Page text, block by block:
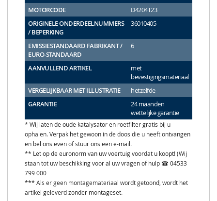
MOTORCODE
D4204T23
ORIGINELE ONDERDEELNUMMERS
/ BEPERKING
36010405
EMISSIESTANDAARD FABRIKANT /
EURO-STANDAARD
6
AANVULLEND ARTIKEL
met
bevestigingsmateriaal
VERGELIJKBAAR MET ILLUSTRATIE
hetzelfde
GARANTIE
24 maanden
wettelijke garantie
* Wij laten de oude katalysator en roetfilter gratis bij u
ophalen. Verpak het gewoon in de doos die u heeft ontvangen
en bel ons even of stuur ons een e-mail.
** Let op de euronorm van uw voertuig voordat u koopt! (Wij
staan tot uw beschikking voor al uw vragen of hulp ☎ 04533
799 000
*** Als er geen montagemateriaal wordt getoond, wordt het
artikel geleverd zonder montageset.